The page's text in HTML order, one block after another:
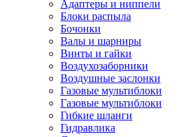
Адаптеры и ниппели
Блоки распыла
Бочонки
Валы и шарниры
Винты и гайки
Воздухозаборники
Воздушные заслонки
Газовые мультиблоки
Газовые мультиблоки
Гибкие шланги
Гидравлика